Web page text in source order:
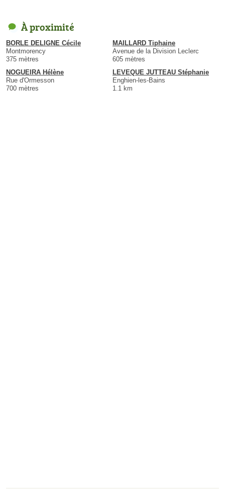
À proximité
BORLE DELIGNE Cécile
Montmorency
375 mètres
MAILLARD Tiphaine
Avenue de la Division Leclerc
605 mètres
NOGUEIRA Hélène
Rue d'Ormesson
700 mètres
LEVEQUE JUTTEAU Stéphanie
Enghien-les-Bains
1.1 km